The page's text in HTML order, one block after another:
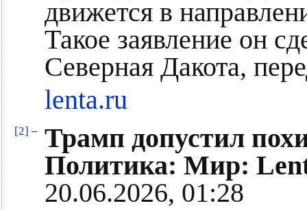
движется в
Такое заявление он
Северная Дакота,
lenta.ru
[2] – Трамп допустил
Политика: Мир:
20.06.2026, 01:28